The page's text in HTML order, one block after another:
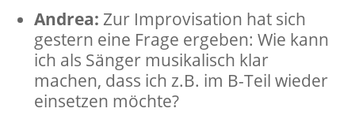
Andrea: Zur Improvisation hat sich
gestern eine Frage ergeben: Wie kann
ich als Sänger musikalisch klar
machen, dass ich z.B. im B-Teil wieder
einsetzen möchte?